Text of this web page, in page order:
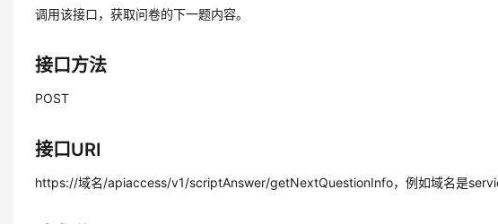
调用该接口，获取问卷的下一题内容。
接口方法
POST
接口URI
https://域名/apiaccess/v1/scriptAnswer/getNextQuestionInfo，例如域名是